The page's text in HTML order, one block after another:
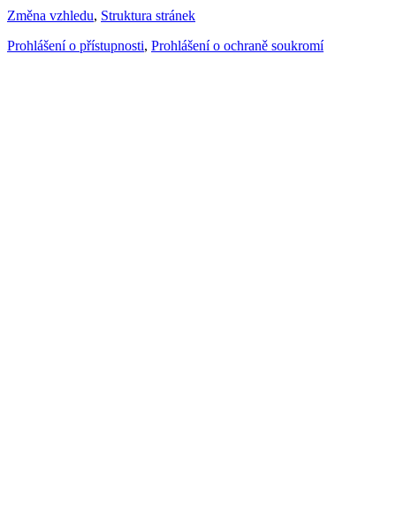
Změna vzhledu, Struktura stránek
Prohlášení o přístupnosti, Prohlášení o ochraně soukromí